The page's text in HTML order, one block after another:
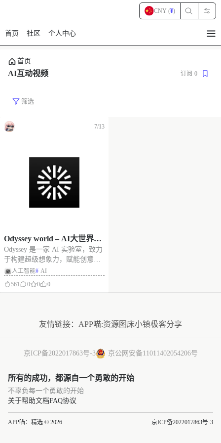
首页 社区 个人中心
CNY (¥)
首页
AI互动视频 订阅 0
筛选
7/13
Odyssey world – AI大世界：
一个完全由人工智能实时想
象的可观看并与之互动的视
频，提前构建未来世界早期
的样子
Odyssey 是一家 AI 实验室，致力
于构建超级想象力，赋能创意人
士讲述前所未有的故事。我们最
加速电影和游戏的制作——但通
称之为交互式视频——完全由人
人工智能# AI
561
0 0 0
友情链接： APP喵:资源 图床小镇极客分享
京ICP备2022017863号-3 京公网安备11011402054206号
所有的成功，都源自一个勇敢的开始
不辜负每一个勇敢的开始
关于帮助文档FAQ协议
APP喵：精选 © 2026 京ICP备2022017863号-3